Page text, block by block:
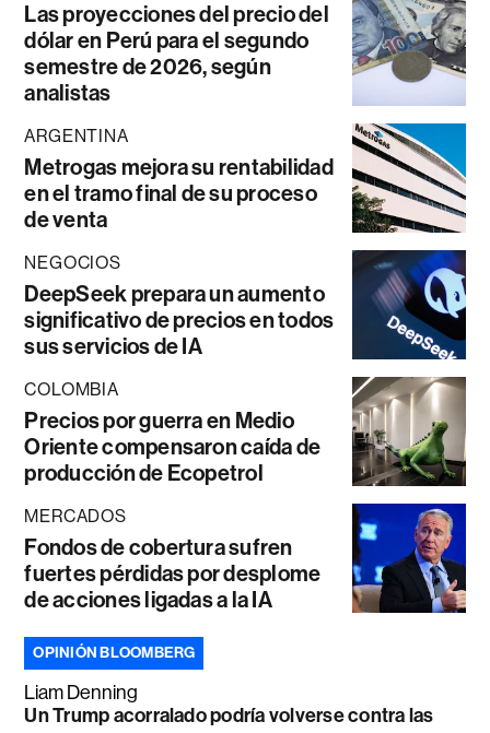
Las proyecciones del precio del
dólar en Perú para el segundo
semestre de 2026, según
analistas
ARGENTINA
Metrogas mejora su rentabilidad
en el tramo final de su proceso
de venta
NEGOCIOS
DeepSeek prepara un aumento
significativo de precios en todos
sus servicios de IA
COLOMBIA
Precios por guerra en Medio
Oriente compensaron caída de
producción de Ecopetrol
MERCADOS
Fondos de cobertura sufren
fuertes pérdidas por desplome
de acciones ligadas a la IA
OPINIÓN BLOOMBERG
Liam Denning
Un Trump acorralado podría volverse contra las